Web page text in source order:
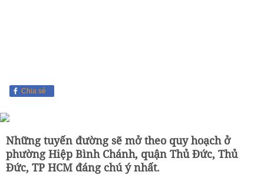
Chia sẻ
Những tuyến đường sẽ mở theo quy hoạch ở
phường Hiệp Bình Chánh, quận Thủ Đức, Thủ
Đức, TP HCM đáng chú ý nhất.